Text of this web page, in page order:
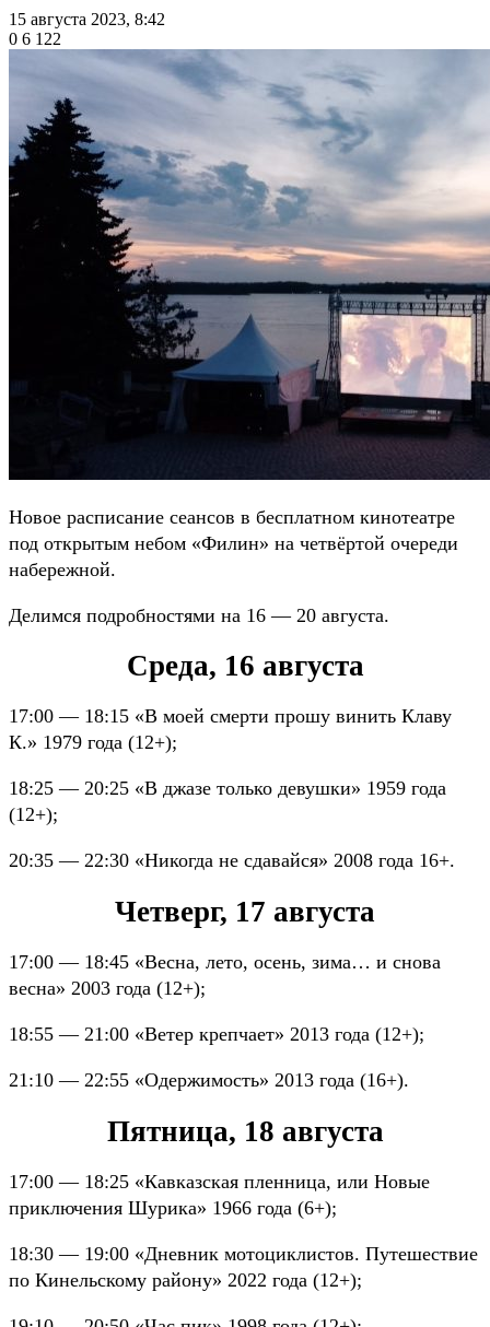
15 августа 2023, 8:42
0 6 122
Новое расписание сеансов в бесплатном кинотеатре
под открытым небом «Филин» на четвёртой очереди
набережной.
Делимся подробностями на 16 — 20 августа.
Среда, 16 августа
17:00 — 18:15 «В моей смерти прошу винить Клаву
К.» 1979 года (12+);
18:25 — 20:25 «В джазе только девушки» 1959 года
(12+);
20:35 — 22:30 «Никогда не сдавайся» 2008 года 16+.
Четверг, 17 августа
17:00 — 18:45 «Весна, лето, осень, зима… и снова
весна» 2003 года (12+);
18:55 — 21:00 «Ветер крепчает» 2013 года (12+);
21:10 — 22:55 «Одержимость» 2013 года (16+).
Пятница, 18 августа
17:00 — 18:25 «Кавказская пленница, или Новые
приключения Шурика» 1966 года (6+);
18:30 — 19:00 «Дневник мотоциклистов. Путешествие
по Кинельскому району» 2022 года (12+);